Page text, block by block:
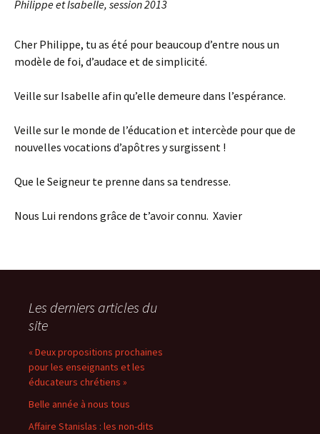
Philippe et Isabelle, session 2013
Cher Philippe, tu as été pour beaucoup d’entre nous un
modèle de foi, d’audace et de simplicité.
Veille sur Isabelle afin qu’elle demeure dans l’espérance.
Veille sur le monde de l’éducation et intercède pour que de
nouvelles vocations d’apôtres y surgissent !
Que le Seigneur te prenne dans sa tendresse.
Nous Lui rendons grâce de t’avoir connu. Xavier
Les derniers articles du
site
« Deux propositions prochaines
pour les enseignants et les
éducateurs chrétiens »
Belle année à nous tous
Affaire Stanislas : les non-dits